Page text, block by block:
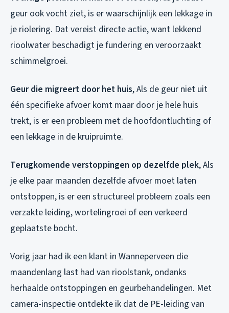
geur ook vocht ziet, is er waarschijnlijk een lekkage in
je riolering. Dat vereist directe actie, want lekkend
rioolwater beschadigt je fundering en veroorzaakt
schimmelgroei.
Geur die migreert door het huis, Als de geur niet uit
één specifieke afvoer komt maar door je hele huis
trekt, is er een probleem met de hoofdontluchting of
een lekkage in de kruipruimte.
Terugkomende verstoppingen op dezelfde plek, Als
je elke paar maanden dezelfde afvoer moet laten
ontstoppen, is er een structureel probleem zoals een
verzakte leiding, wortelingroei of een verkeerd
geplaatste bocht.
Vorig jaar had ik een klant in Wanneperveen die
maandenlang last had van rioolstank, ondanks
herhaalde ontstoppingen en geurbehandelingen. Met
camera-inspectie ontdekte ik dat de PE-leiding van